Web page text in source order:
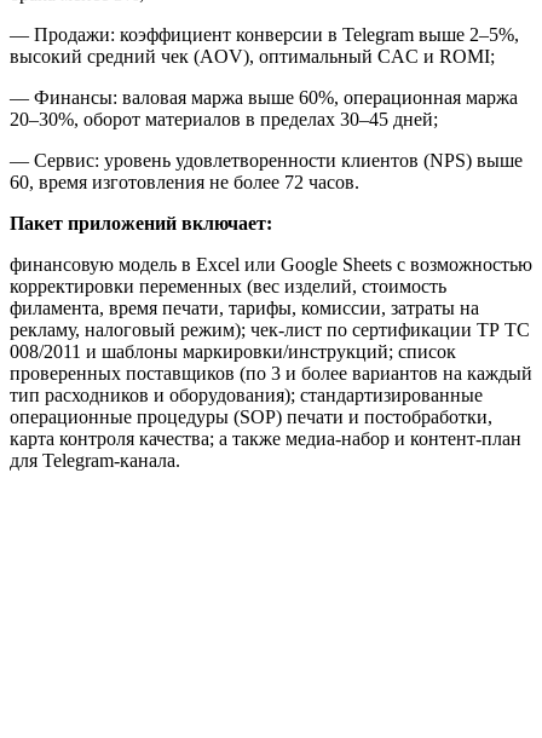
— Продажи: коэффициент конверсии в Telegram выше 2–5%,
высокий средний чек (AOV), оптимальный CAC и ROMI;
— Финансы: валовая маржа выше 60%, операционная маржа
20–30%, оборот материалов в пределах 30–45 дней;
— Сервис: уровень удовлетворенности клиентов (NPS) выше
60, время изготовления не более 72 часов.
Пакет приложений включает:
финансовую модель в Excel или Google Sheets с возможностью
корректировки переменных (вес изделий, стоимость
филамента, время печати, тарифы, комиссии, затраты на
рекламу, налоговый режим); чек-лист по сертификации ТР ТС
008/2011 и шаблоны маркировки/инструкций; список
проверенных поставщиков (по 3 и более вариантов на каждый
тип расходников и оборудования); стандартизированные
операционные процедуры (SOP) печати и постобработки,
карта контроля качества; а также медиа-набор и контент-план
для Telegram-канала.